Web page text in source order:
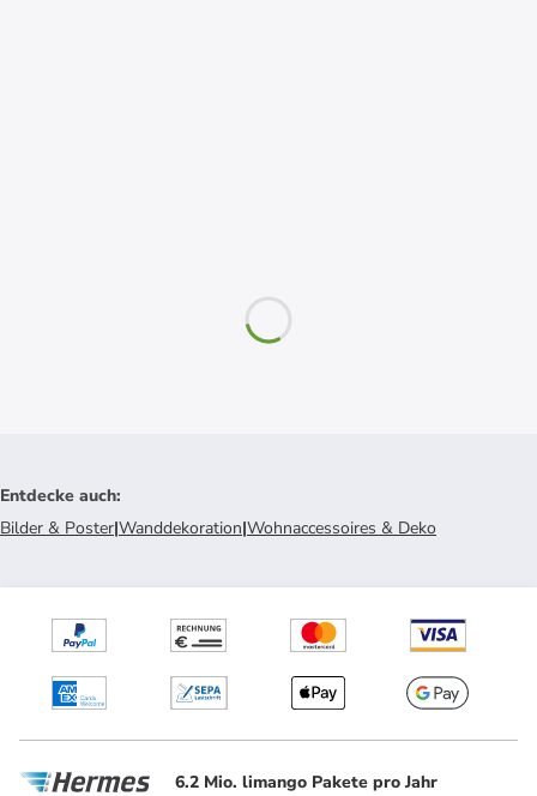
Entdecke auch:
Bilder & Poster|Wanddekoration|Wohnaccessoires & Deko
6.2 Mio. limango Pakete pro Jahr